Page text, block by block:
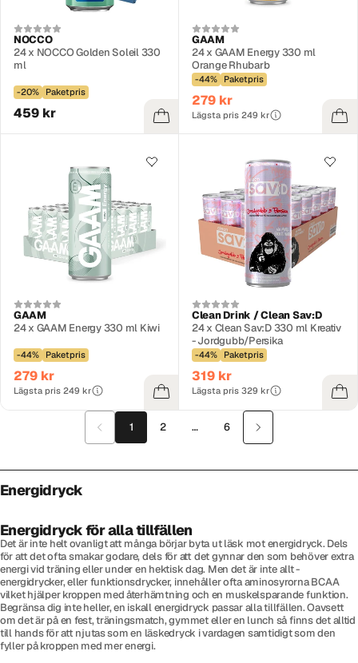
NOCCO
24 x NOCCO Golden Soleil 330
ml
-20% Paketpris
459 kr
GAAM
24 x GAAM Energy 330 ml
Orange Rhubarb
-44% Paketpris
279 kr
Lägsta pris 249 kr
GAAM
24 x GAAM Energy 330 ml Kiwi
-44% Paketpris
279 kr
Lägsta pris 249 kr
Clean Drink / Clean Sav:D
24 x Clean Sav:D 330 ml Kreativ
- Jordgubb/Persika
-44% Paketpris
319 kr
Lägsta pris 329 kr
1 2 … 6
Energidryck
Energidryck för alla tillfällen
Det är inte helt ovanligt att många börjar byta ut läsk mot energidryck. Dels
för att det ofta smakar godare, dels för att det gynnar den som behöver extra
energi vid träning eller under en hektisk dag. Men det är inte allt -
energidrycker, eller funktionsdrycker, innehåller ofta aminosyrorna BCAA
vilket hjälper kroppen med återhämtning och en muskelsparande funktion.
Begränsa dig inte heller, en iskall energidryck passar alla tillfällen. Oavsett
om det är på en fest, träningsmatch, gymmet eller en lunch så finns det alltid
till hands för att njutas som en läskedryck i vardagen samtidigt som den
fyller på kroppen med mer energi.